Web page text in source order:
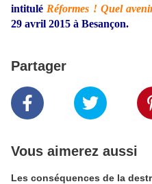
intitulé Réformes ! Quel
29 avril 2015 à Besançon.
Partager
Vous aimerez aussi
Les conséquences de la